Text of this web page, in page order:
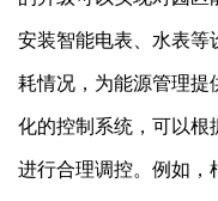
安装智能电表、水表等
耗情况，为能源管理提
化的控制系统，可以根
进行合理调控。例如，